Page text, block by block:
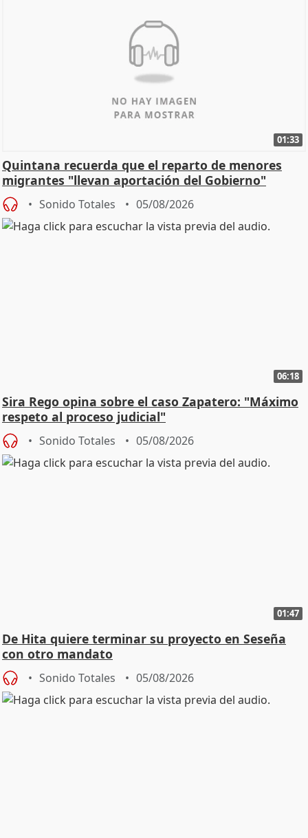
01:33
Quintana recuerda que el reparto de menores
migrantes "llevan aportación del Gobierno"
central
Sonido Totales 05/08/2026
06:18
Sira Rego opina sobre el caso Zapatero: "Máximo
respeto al proceso judicial"
Sonido Totales 05/08/2026
01:47
De Hita quiere terminar su proyecto en Seseña
con otro mandato
Sonido Totales 05/08/2026